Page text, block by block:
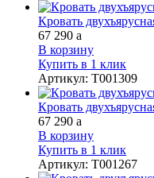
Кровать
67 290 a
В корзину
Купить в 1 клик
Артикул: Т001309
Кровать
67 290 a
В корзину
Купить в 1 клик
Артикул: Т001267